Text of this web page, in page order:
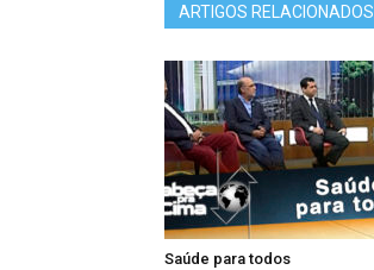
ARTIGOS RELACIONADOS
Saúde para todos